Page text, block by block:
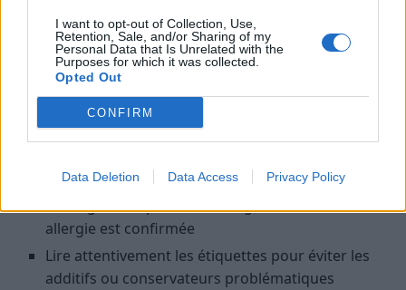
I want to opt-out of Collection, Use,
Retention, Sale, and/or Sharing of my
Personal Data that Is Unrelated with the
Purposes for which it was collected.
Opted Out
CONFIRM
Data Deletion Data Access Privacy Policy
intolérance alimentaire
Adapter son alimentation
Une fois l’intolérance identifiée, la clé est d’adapter
ses habitudes alimentaires. Par exemple :
(amande, soja, riz)
Privilégier des produits sans gluten si cette
allergie est confirmée
Lire attentivement les étiquettes pour éviter les
additifs ou conservateurs problématiques